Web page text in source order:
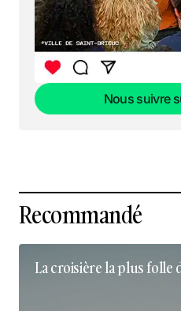
Nous suivre
Recommandé
La croisière la plus folle